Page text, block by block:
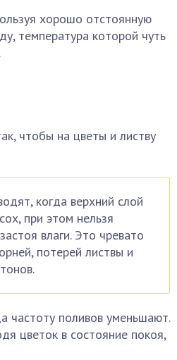
хорошо отстоянную
температура которой чуть
чтобы на цветы и листву
когда верхний слой
при этом нельзя
влаги. Это чревато
потерей листвы и
частоту поливов уменьшают.
цветок в состояние покоя,